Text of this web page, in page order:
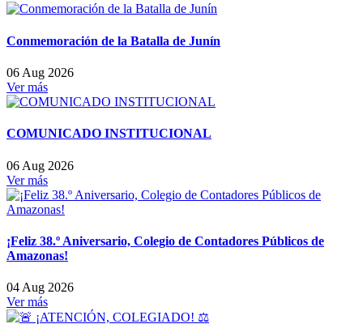
Conmemoración de la Batalla de Junín
06 Aug 2026
Ver más
COMUNICADO INSTITUCIONAL
06 Aug 2026
Ver más
¡Feliz 38.º Aniversario, Colegio de Contadores Públicos de
Amazonas!
04 Aug 2026
Ver más